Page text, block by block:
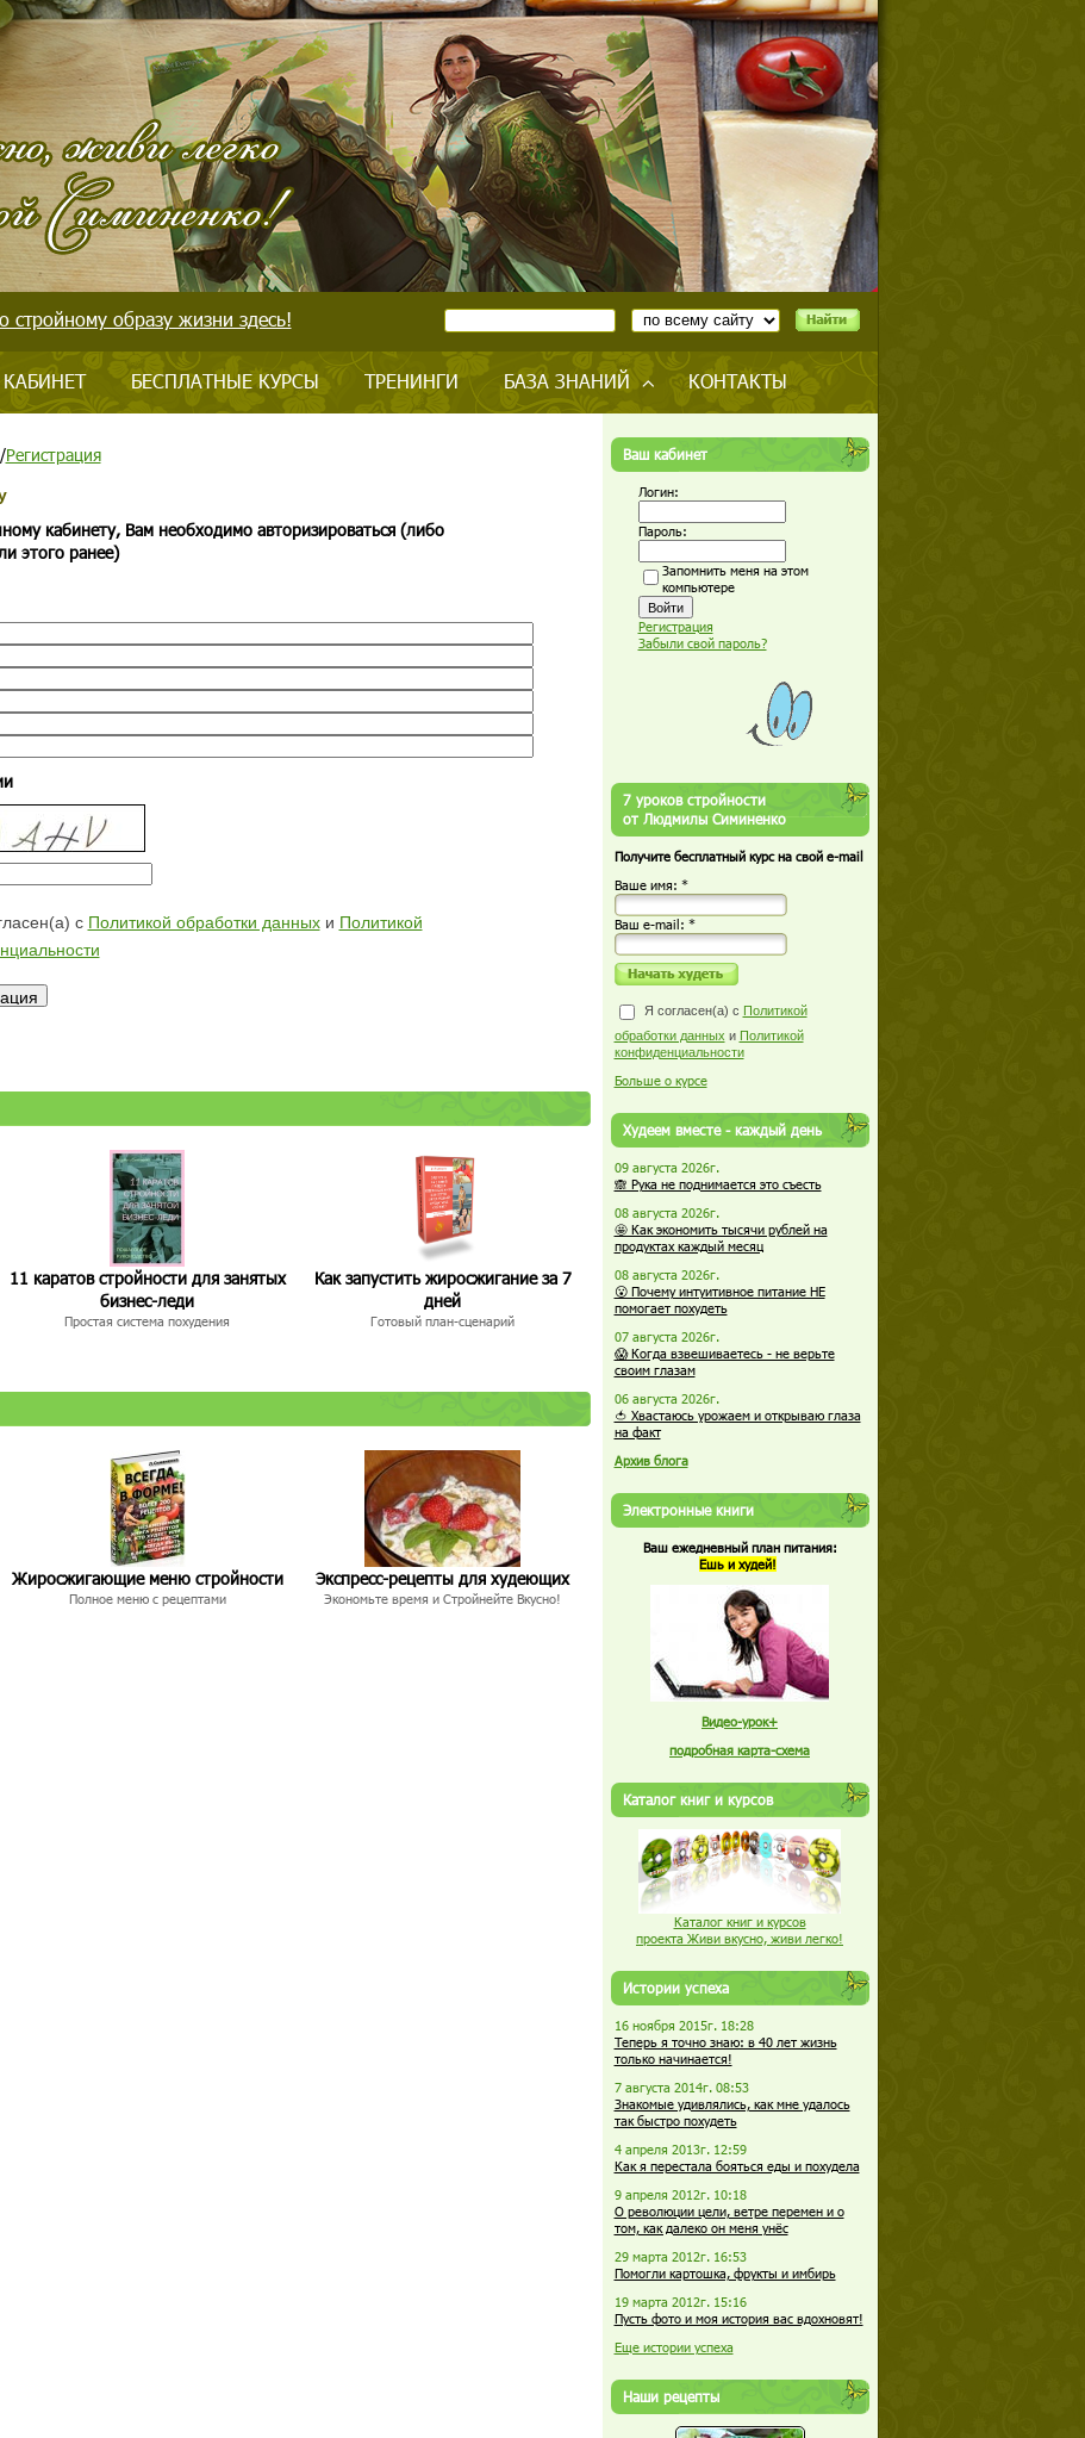
стройному образу жизни здесь!
БЕСПЛАТНЫЕ КУРСЫ ТРЕНИНГИ БАЗА ЗНАНИЙ КОНТАКТЫ
Регистрация
кабинету, Вам необходимо авторизироваться (либо
этого ранее)
с Политикой обработки данныхи Политикой
11 каратов стройности для занятых
бизнес-леди
Простая система похудения
Как запустить жиросжигание за 7
дней
Готовый план-сценарий
Жиросжигающие меню стройности
Полное меню с рецептами
Экспресс-рецепты для худеющих
Экономьте время и Стройнейте Вкусно!
Ваш кабинет
Логин:
Пароль:
Запомнить меня на этом
компьютере
Регистрация
Забыли свой пароль?
7 уроков стройности
от Людмилы Симиненко
Получите бесплатный курс на свой e-mail
Ваше имя: *
Ваш е-mail: *
Я согласен(а) с Политикой
обработки данных и Политикой
конфиденциальности
Больше о курсе
Худеем вместе - каждый день
09 августа 2026г.
🙈 Рука не поднимается это съесть
08 августа 2026г.
🤩 Как экономить тысячи рублей на
продуктах каждый месяц
08 августа 2026г.
😮 Почему интуитивное питание НЕ
помогает похудеть
07 августа 2026г.
😱 Когда взвешиваетесь - не верьте
своим глазам
06 августа 2026г.
🍅 Хвастаюсь урожаем и открываю глаза
на факт
Архив блога
Электронные книги
Ваш ежедневный план питания:
Ешь и худей!
Видео-урок+
подробная карта-схема
Каталог книг и курсов
Каталог книг и курсов
проекта Живи вкусно, живи легко!
Истории успеха
16 ноября 2015г. 18:28
Теперь я точно знаю: в 40 лет жизнь
только начинается!
7 августа 2014г. 08:53
Знакомые удивлялись, как мне удалось
так быстро похудеть
4 апреля 2013г. 12:59
Как я перестала бояться еды и похудела
9 апреля 2012г. 10:18
О революции цели, ветре перемен и о
том, как далеко он меня унёс
29 марта 2012г. 16:53
Помогли картошка, фрукты и имбирь
19 марта 2012г. 15:16
Пусть фото и моя история вас вдохновят!
Еще истории успеха
Наши рецепты